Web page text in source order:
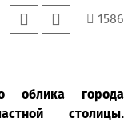
1586
облика города
столицы.